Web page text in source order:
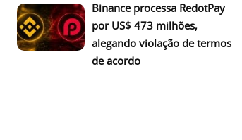
Binance processa RedotPay
por US$ 473 milhões,
alegando violação de termos
de acordo